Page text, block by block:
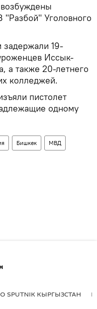
"Разбой" Уголовного
задержали 19-
Иссык-
а также 20-летнего
колледжей.
пистолет
одному
Бишкек МВД
SPUTNIK КЫРГЫЗСТАН